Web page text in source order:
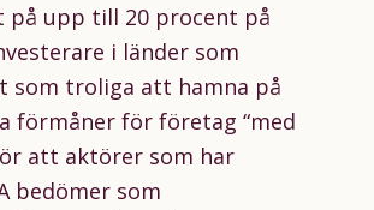
på upp till 20 procent på
i länder som
som troliga att hamna på
förmåner för företag “med
att aktörer som har
bedömer som